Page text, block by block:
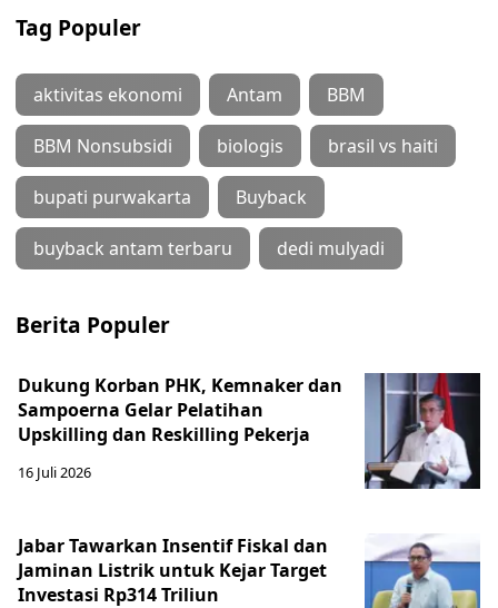
Tag Populer
aktivitas ekonomi Antam BBM
BBM Nonsubsidi biologis brasil vs haiti
bupati purwakarta Buyback
buyback antam terbaru dedi mulyadi
Berita Populer
Dukung Korban PHK, Kemnaker dan
Sampoerna Gelar Pelatihan
Upskilling dan Reskilling Pekerja
16 Juli 2026
Jabar Tawarkan Insentif Fiskal dan
Jaminan Listrik untuk Kejar Target
Investasi Rp314 Triliun